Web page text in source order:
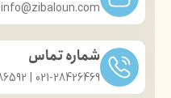
info@zibaloun.com
شماره تماس
021-28426469 | 031-33686592